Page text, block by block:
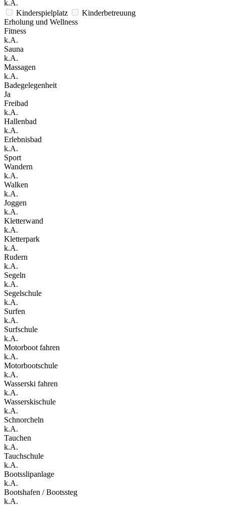
k.A.
Kinderspielplatz
Kinderbetreuung
Erholung und Wellness
Fitness
k.A.
Sauna
k.A.
Massagen
k.A.
Badegelegenheit
Ja
Freibad
k.A.
Hallenbad
k.A.
Erlebnisbad
k.A.
Sport
Wandern
k.A.
Walken
k.A.
Joggen
k.A.
Kletterwand
k.A.
Kletterpark
k.A.
Rudern
k.A.
Segeln
k.A.
Segelschule
k.A.
Surfen
k.A.
Surfschule
k.A.
Motorboot fahren
k.A.
Motorbootschule
k.A.
Wasserski fahren
k.A.
Wasserskischule
k.A.
Schnorcheln
k.A.
Tauchen
k.A.
Tauchschule
k.A.
Bootsslipanlage
k.A.
Bootshafen / Bootssteg
k.A.